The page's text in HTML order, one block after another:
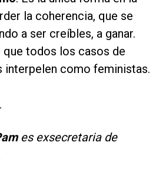
la coherencia, que se
a ser creíbles, a ganar.
que todos los casos de
interpelen como feministas.
es exsecretaria de